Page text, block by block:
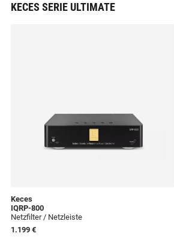
KECES SERIE ULTIMATE
Keces
IQRP-800
Netzfilter / Netzleiste
1.199 €